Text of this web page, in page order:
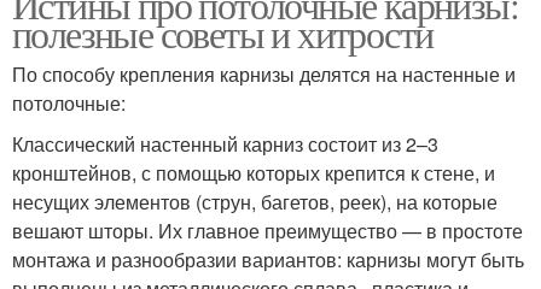
полезные советы и хитрости
По способу крепления карнизы делятся на настенные и
потолочные:
Классический настенный карниз состоит из 2–3
кронштейнов, с помощью которых крепится к стене, и
несущих элементов (струн, багетов, реек), на которые
вешают шторы. Их главное преимущество — в простоте
монтажа и разнообразии вариантов: карнизы могут быть